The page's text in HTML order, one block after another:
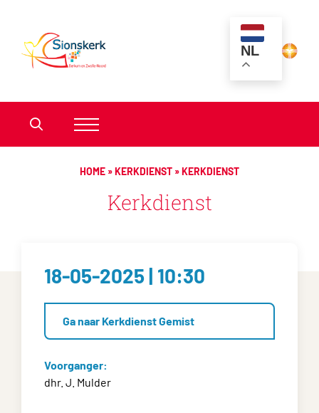
NL
HOME »KERKDIENST »KERKDIENST
Kerkdienst
18-05-2025 | 10:30
Ga naar Kerkdienst Gemist
Voorganger:
dhr. J. Mulder